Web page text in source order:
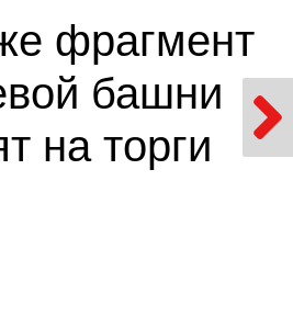
фрагмент
башни
на торги